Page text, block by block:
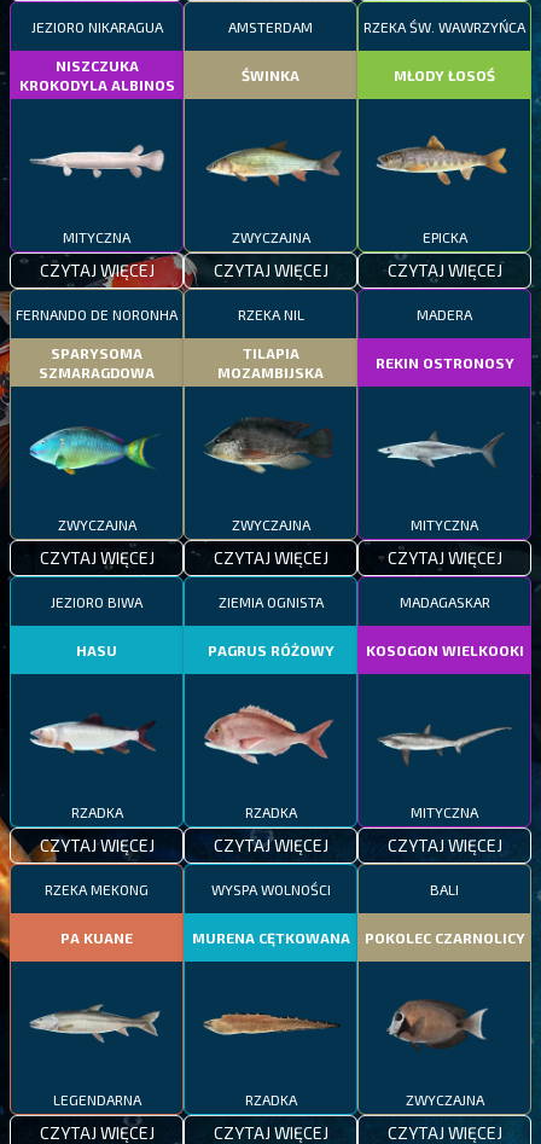
JEZIORO NIKARAGUA
NISZCZUKA
KROKODYLA ALBINOS
MITYCZNA
CZYTAJ WIĘCEJ
AMSTERDAM
ŚWINKA
ZWYCZAJNA
CZYTAJ WIĘCEJ
RZEKA ŚW. WAWRZYŃCA
MŁODY ŁOSOŚ
EPICKA
CZYTAJ WIĘCEJ
FERNANDO DE NORONHA
SPARYSOMA
SZMARAGDOWA
ZWYCZAJNA
CZYTAJ WIĘCEJ
RZEKA NIL
TILAPIA
MOZAMBIJSKA
ZWYCZAJNA
CZYTAJ WIĘCEJ
MADERA
REKIN OSTRONOSY
MITYCZNA
CZYTAJ WIĘCEJ
JEZIORO BIWA
HASU
RZADKA
CZYTAJ WIĘCEJ
ZIEMIA OGNISTA
PAGRUS RÓŻOWY
RZADKA
CZYTAJ WIĘCEJ
MADAGASKAR
KOSOGON WIELKOOKI
MITYCZNA
CZYTAJ WIĘCEJ
RZEKA MEKONG
PA KUANE
LEGENDARNA
CZYTAJ WIĘCEJ
WYSPA WOLNOŚCI
MURENA CĘTKOWANA
RZADKA
CZYTAJ WIĘCEJ
BALI
POKOLEC CZARNOLICY
ZWYCZAJNA
CZYTAJ WIĘCEJ